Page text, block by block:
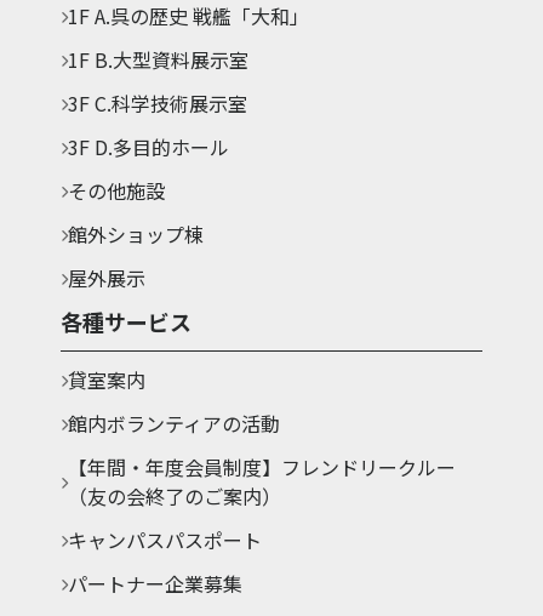
1F A.呉の歴史 戦艦「大和」
1F B.大型資料展示室
3F C.科学技術展示室
3F D.多目的ホール
その他施設
館外ショップ棟
屋外展示
各種サービス
貸室案内
館内ボランティアの活動
【年間・年度会員制度】フレンドリークルー
（友の会終了のご案内）
キャンパスパスポート
パートナー企業募集